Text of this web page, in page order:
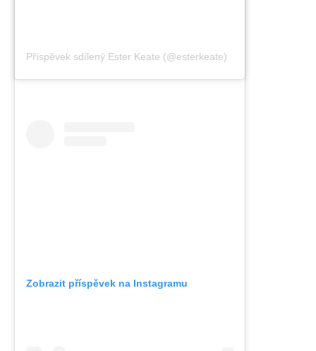
Příspěvek sdílený Ester Keate (@esterkeate)
Zobrazit příspěvek na Instagramu